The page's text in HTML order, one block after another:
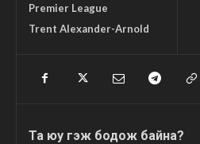
Premier League
Trent Alexander-Arnold
Та юу гэж бодож байна?